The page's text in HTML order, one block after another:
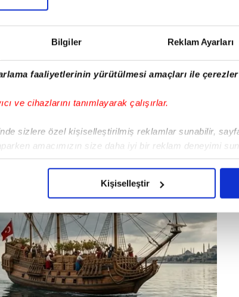
Bilgiler Reklam Ayarları
faaliyetlerinin yürütülmesi amaçları ile çerezler
ve cihazlarını tanımlayarak çalışırlar.
sizlere özel kişiselleştirilmiş reklamlar sunabilir,
amacımızın size daha iyi bir reklam deneyimi
gelen çabayı gösterdiğimizi ve bu noktada,
için İnternet Sitemizde kendimize ve üçüncü
verileriniz işlenmekte olup gerekli olan çerezler bilgi
çerezler, sitemizin daha işlevsel kılınması ve
amaçlarıyla sınırlı olarak açık rızanız
Kişiselleştir
dönüştürülmesini istedi.
tartışmalar yaşandı. Hangi ağacın
dönemin önemli